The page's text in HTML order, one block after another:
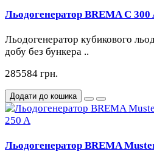
Льодогенератор BREMA C 300
Льодогенератор кубикового
добу без бункера ..
285584 грн.
Додати до кошика
Льодогенератор BREMA